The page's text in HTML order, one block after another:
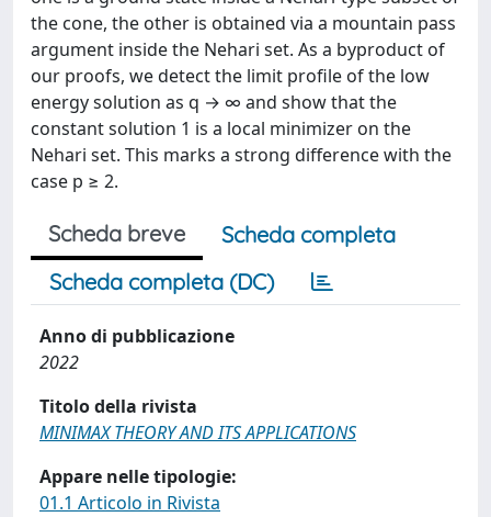
the cone, the other is obtained via a mountain pass
argument inside the Nehari set. As a byproduct of
our proofs, we detect the limit profile of the low
energy solution as q → ∞ and show that the
constant solution 1 is a local minimizer on the
Nehari set. This marks a strong difference with the
case p ≥ 2.
Scheda breve
Scheda completa
Scheda completa (DC)
Anno di pubblicazione
2022
Titolo della rivista
MINIMAX THEORY AND ITS APPLICATIONS
Appare nelle tipologie:
01.1 Articolo in Rivista